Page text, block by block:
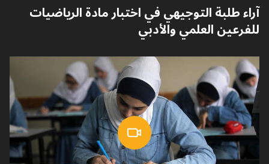
آراء طلبة التوجيهي في اختبار مادة الرياضيات
للفرعين العلمي والأدبي